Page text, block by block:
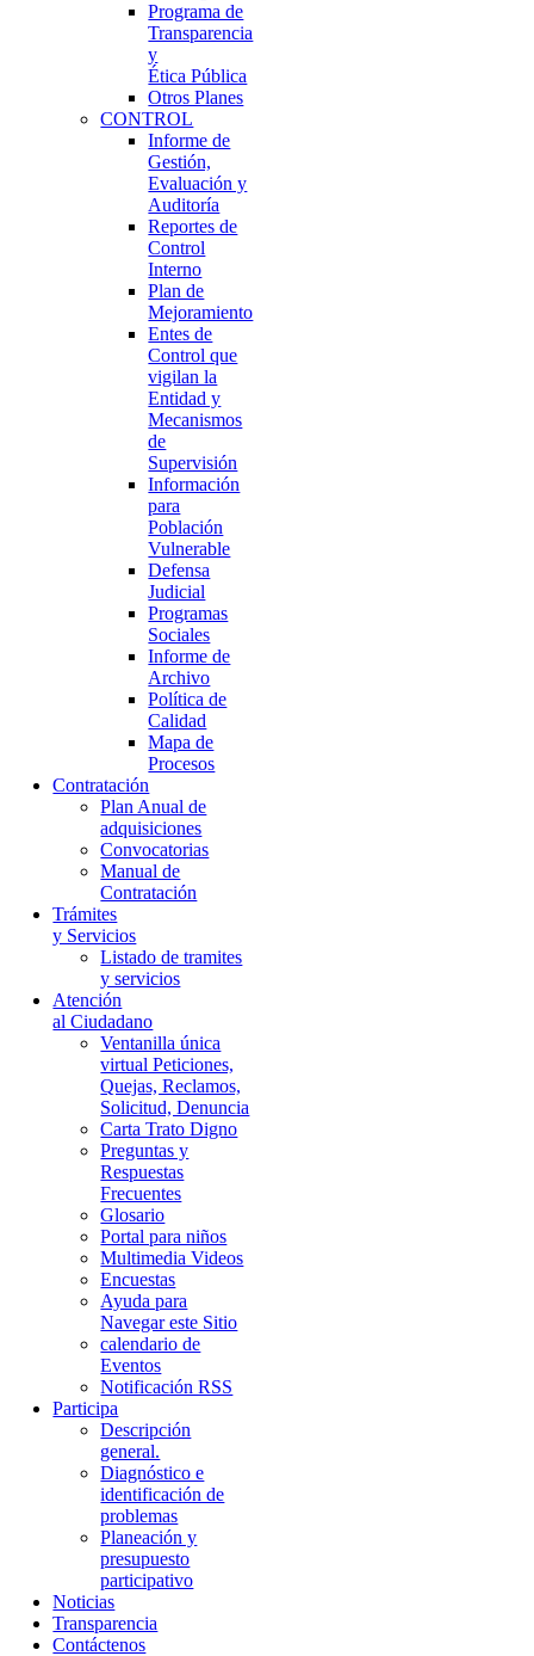
Programa de
Transparencia
y
Ética Pública
Otros Planes
CONTROL
Informe de
Gestión,
Evaluación y
Auditoría
Reportes de
Control
Interno
Plan de
Mejoramiento
Entes de
Control que
vigilan la
Entidad y
Mecanismos
de
Supervisión
Información
para
Población
Vulnerable
Defensa
Judicial
Programas
Sociales
Informe de
Archivo
Política de
Calidad
Mapa de
Procesos
Contratación
Plan Anual de
adquisiciones
Convocatorias
Manual de
Contratación
Trámites
y Servicios
Listado de tramites
y servicios
Atención
al Ciudadano
Ventanilla única
virtual Peticiones,
Quejas, Reclamos,
Solicitud, Denuncia
Carta Trato Digno
Preguntas y
Respuestas
Frecuentes
Glosario
Portal para niños
Multimedia Videos
Encuestas
Ayuda para
Navegar este Sitio
calendario de
Eventos
Notificación RSS
Participa
Descripción
general.
Diagnóstico e
identificación de
problemas
Planeación y
presupuesto
participativo
Noticias
Transparencia
Contáctenos